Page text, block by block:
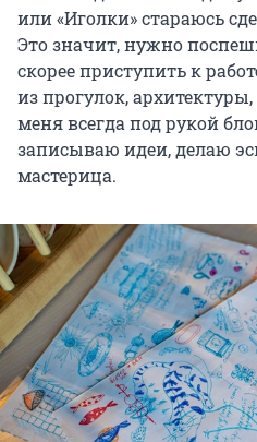
или «Иголки» стараюсь
Это значит, нужно
скорее приступить к
из прогулок,
меня всегда под рукой
записываю идеи, делаю
мастерица.